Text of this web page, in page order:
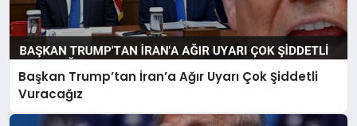
Başkan Trump’tan İran’a Ağır Uyarı Çok Şiddetli
Vuracağız